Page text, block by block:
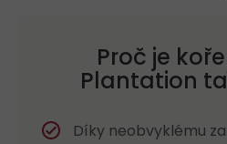
Proč je
Plantation
Díky neobvyklému